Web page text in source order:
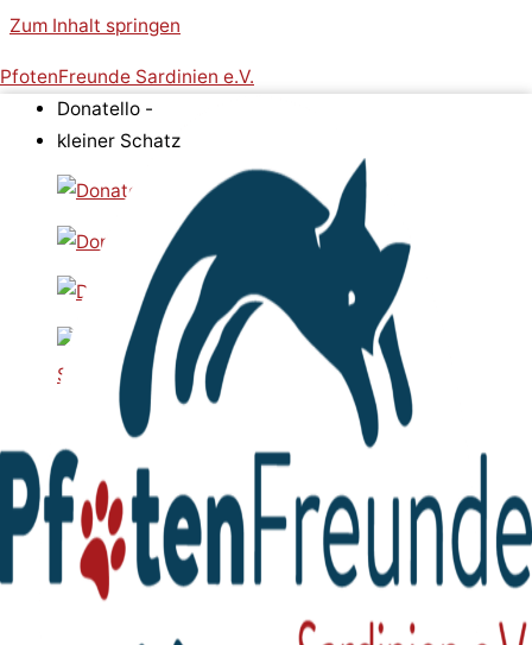
Zum Inhalt springen
PfotenFreunde Sardinien e.V.
Donatello -
kleiner Schatz